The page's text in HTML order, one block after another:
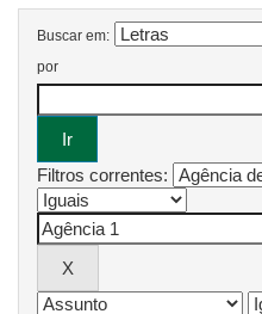
Buscar em:
por
Filtros correntes: